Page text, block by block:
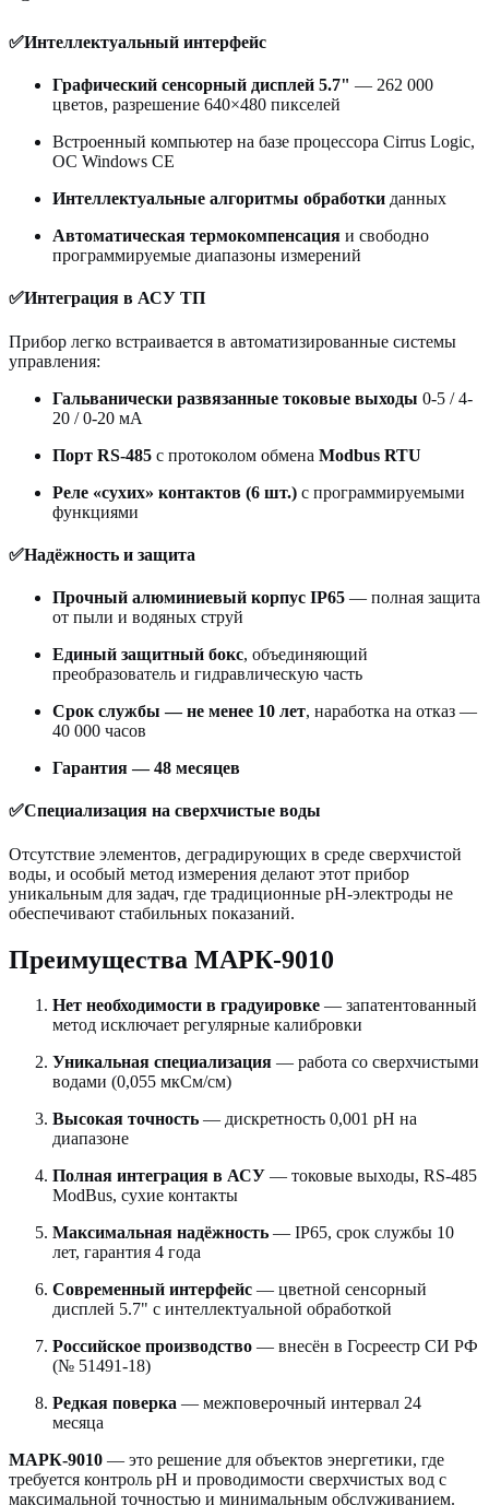
✅Интеллектуальный интерфейс
Графический сенсорный дисплей 5.7" — 262 000
цветов, разрешение 640×480 пикселей
Встроенный компьютер на базе процессора Cirrus Logic,
ОС Windows CE
Интеллектуальные алгоритмы обработки данных
Автоматическая термокомпенсация и свободно
программируемые диапазоны измерений
✅Интеграция в АСУ ТП
Прибор легко встраивается в автоматизированные системы
управления:
Гальванически развязанные токовые выходы 0-5 / 4-
20 / 0-20 мА
Порт RS-485 с протоколом обмена Modbus RTU
Реле «сухих» контактов (6 шт.) с программируемыми
функциями
✅Надёжность и защита
Прочный алюминиевый корпус IP65 — полная защита
от пыли и водяных струй
Единый защитный бокс, объединяющий
преобразователь и гидравлическую часть
Срок службы — не менее 10 лет, наработка на отказ —
40 000 часов
Гарантия — 48 месяцев
✅Специализация на сверхчистые воды
Отсутствие элементов, деградирующих в среде сверхчистой
воды, и особый метод измерения делают этот прибор
уникальным для задач, где традиционные pH-электроды не
обеспечивают стабильных показаний.
Преимущества МАРК-9010
Нет необходимости в градуировке — запатентованный
метод исключает регулярные калибровки
Уникальная специализация — работа со сверхчистыми
водами (0,055 мкСм/см)
Высокая точность — дискретность 0,001 pH на
диапазоне
Полная интеграция в АСУ — токовые выходы, RS-485
ModBus, сухие контакты
Максимальная надёжность — IP65, срок службы 10
лет, гарантия 4 года
Современный интерфейс — цветной сенсорный
дисплей 5.7" с интеллектуальной обработкой
Российское производство — внесён в Госреестр СИ РФ
(№ 51491-18)
Редкая поверка — межповерочный интервал 24
месяца
МАРК-9010 — это решение для объектов энергетики, где
требуется контроль pH и проводимости сверхчистых вод с
максимальной точностью и минимальным обслуживанием.